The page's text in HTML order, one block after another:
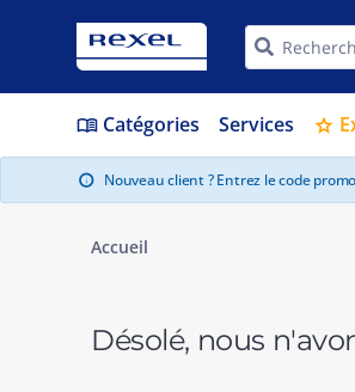
menu_book Catégories Services star
info Nouveau client ? Entrez le code
Accueil
Désolé, nous